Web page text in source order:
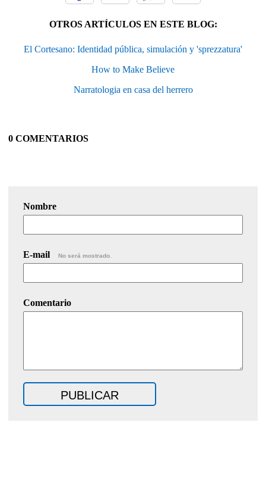
OTROS ARTÍCULOS EN ESTE BLOG:
El Cortesano: Identidad pública, simulación y 'sprezzatura'
How to Make Believe
Narratologia en casa del herrero
0 COMENTARIOS
Nombre
E-mail No será mostrado.
Comentario